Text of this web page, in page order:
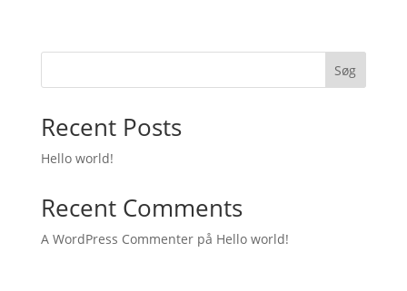
Søg
Recent Posts
Hello world!
Recent Comments
A WordPress Commenterpå Hello world!